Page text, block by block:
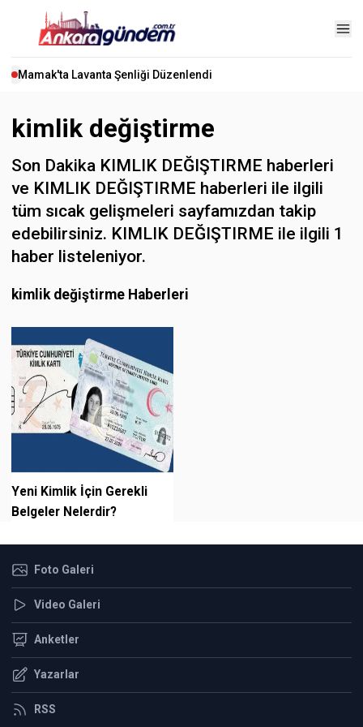
Mamak'ta Lavanta Şenliği Düzenlendi
kimlik değiştirme
Son Dakika KIMLIK DEĞIŞTIRME haberleri
ve KIMLIK DEĞIŞTIRME haberleri ile ilgili
tüm sıcak gelişmeleri sayfamızdan takip
edebilirsiniz. KIMLIK DEĞIŞTIRME ile ilgili 1
haber listeleniyor.
kimlik değiştirme Haberleri
Yeni Kimlik İçin Gerekli
Belgeler Nelerdir?
Foto Galeri
Video Galeri
Anketler
Yazarlar
RSS